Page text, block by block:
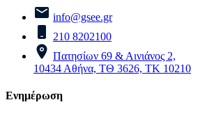
info@gsee.gr
210 8202100
Πατησίων 69 & Αινιάνος 2,
10434 Αθήνα, ΤΘ 3626, ΤΚ 10210
Ενημέρωση